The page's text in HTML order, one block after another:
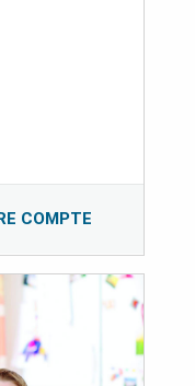
COMPTE